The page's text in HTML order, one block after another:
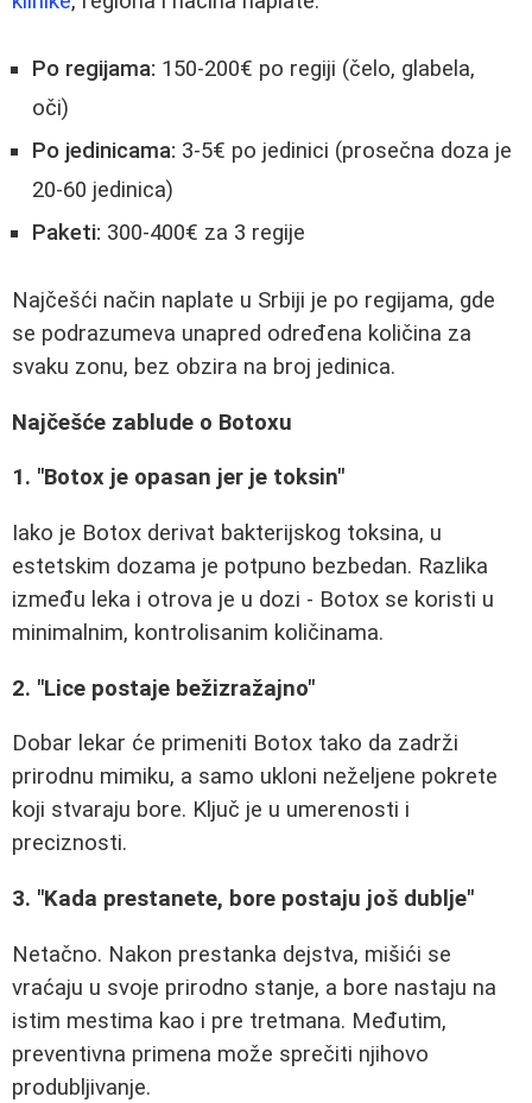
Po regijama: 150-200€ po regiji (čelo, glabela,
oči)
Po jedinicama: 3-5€ po jedinici (prosečna doza je
20-60 jedinica)
Paketi: 300-400€ za 3 regije
Najčešći način naplate u Srbiji je po regijama, gde
se podrazumeva unapred određena količina za
svaku zonu, bez obzira na broj jedinica.
Najčešće zablude o Botoxu
1. "Botox je opasan jer je toksin"
Iako je Botox derivat bakterijskog toksina, u
estetskim dozama je potpuno bezbedan. Razlika
između leka i otrova je u dozi - Botox se koristi u
minimalnim, kontrolisanim količinama.
2. "Lice postaje bežizražajno"
Dobar lekar će primeniti Botox tako da zadrži
prirodnu mimiku, a samo ukloni neželjene pokrete
koji stvaraju bore. Ključ je u umerenosti i
preciznosti.
3. "Kada prestanete, bore postaju još dublje"
Netačno. Nakon prestanka dejstva, mišići se
vraćaju u svoje prirodno stanje, a bore nastaju na
istim mestima kao i pre tretmana. Međutim,
preventivna primena može sprečiti njihovo
produbljivanje.